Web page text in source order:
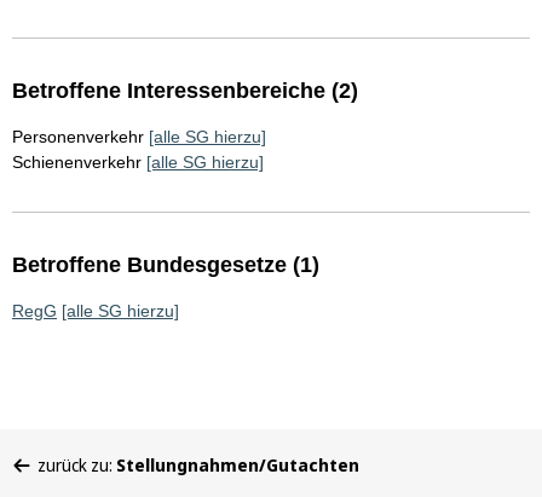
Betroffene Interessenbereiche (2)
Personenverkehr [alle SG hierzu]
Schienenverkehr [alle SG hierzu]
Betroffene Bundesgesetze (1)
RegG [alle SG hierzu]
befinden
zurück zu: Stellungnahmen/Gutachten